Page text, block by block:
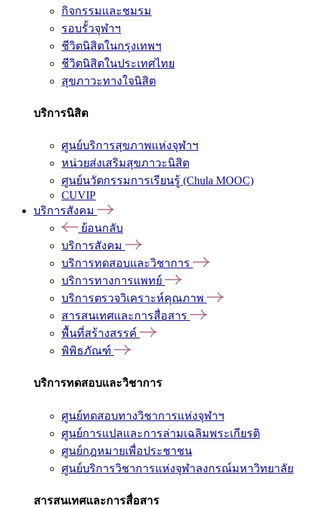
กิจกรรมและชมรม
รอบรั้วจุฬาฯ
ชีวิตนิสิตในกรุงเทพฯ
ชีวิตนิสิตในประเทศไทย
สุขภาวะทางใจนิสิต
บริการนิสิต
ศูนย์บริการสุขภาพแห่งจุฬาฯ
หน่วยส่งเสริมสุขภาวะนิสิต
ศูนย์นวัตกรรมการเรียนรู้ (Chula MOOC)
CUVIP
บริการสังคม
ย้อนกลับ
บริการสังคม
บริการทดสอบและวิชาการ
บริการทางการแพทย์
บริการตรวจวิเคราะห์คุณภาพ
สารสนเทศและการสื่อสาร
พื้นที่สร้างสรรค์
พิพิธภัณฑ์
บริการทดสอบและวิชาการ
ศูนย์ทดสอบทางวิชาการแห่งจุฬาฯ
ศูนย์การแปลและการล่ามเฉลิมพระเกียรติ
ศูนย์กฎหมายเพื่อประชาชน
ศูนย์บริการวิชาการแห่งจุฬาลงกรณ์มหาวิทยาลัย
สารสนเทศและการสื่อสาร